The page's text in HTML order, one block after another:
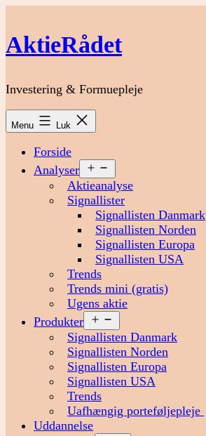
indhold
AktieRådet
Investering & Formuepleje
Menu Luk
Forside
Analyser
menu
Aktieanalyse
Signallister
Signallisten Danmark
Signallisten Norden
Signallisten Europa
Signallisten USA
Trends
Trends mini (gratis)
Ugens aktie
Produkter
menu
Signallisten Danmark
Signallisten Norden
Signallisten Europa
Signallisten USA
Trends
Uafhængig porteføljepleje
Uddannelse